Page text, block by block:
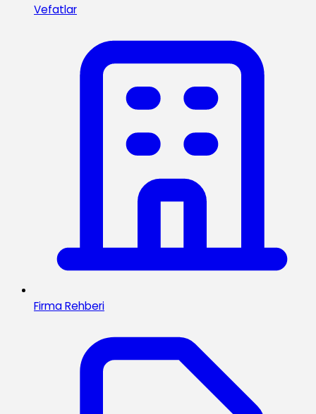
Vefatlar
Firma Rehberi